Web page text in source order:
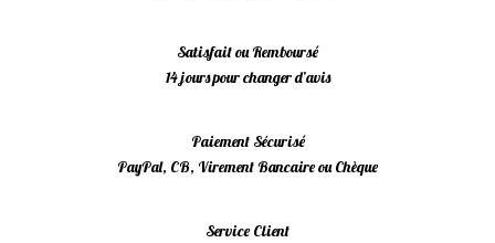
Satisfait ou Remboursé
14 jours pour changer d’avis
Paiement Sécurisé
PayPal, CB, Virement Bancaire ou Chèque
Service Client